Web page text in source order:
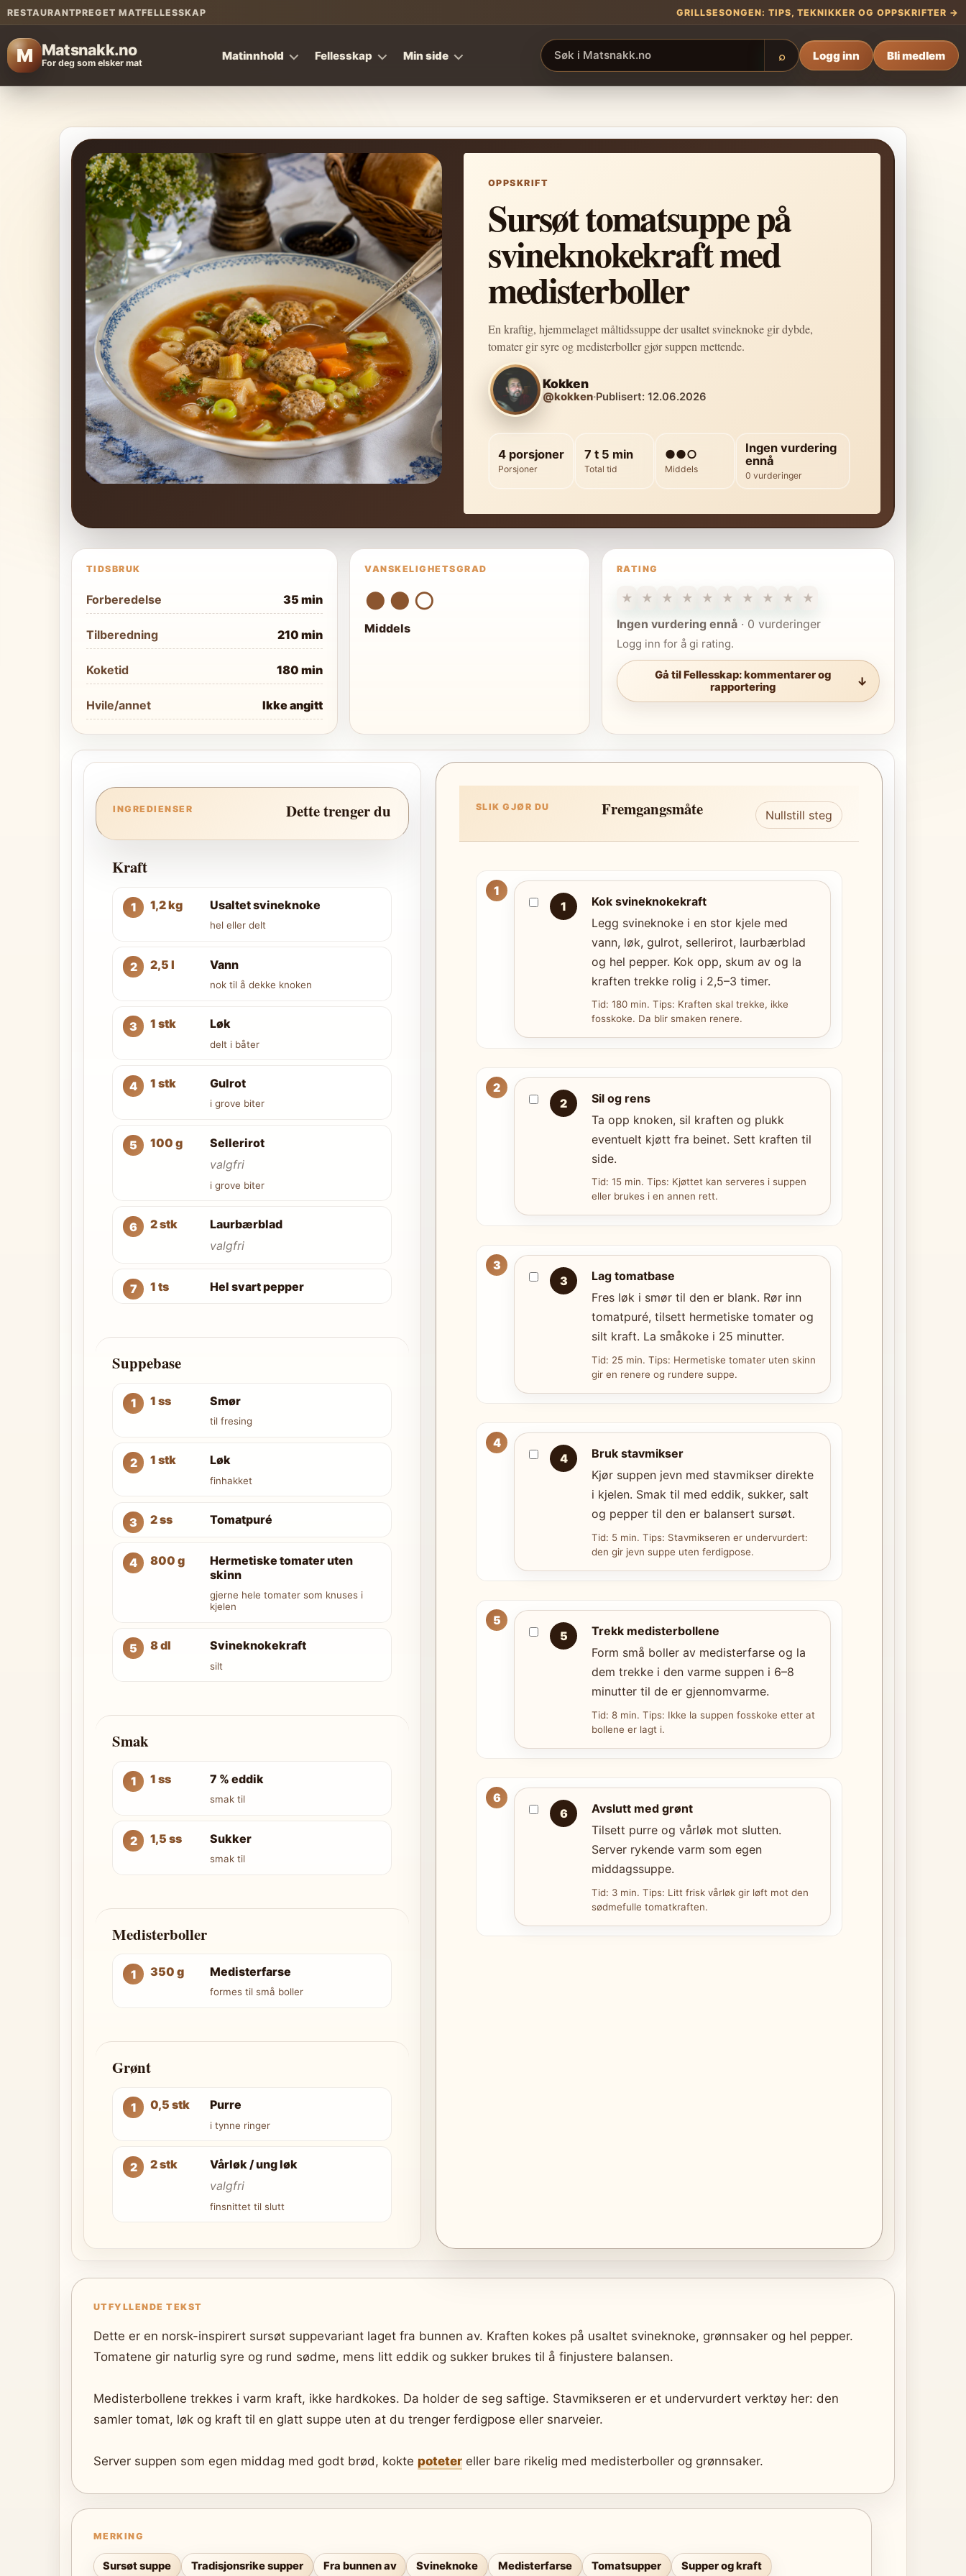
RESTAURANTPREGET MATFELLESSKAP GRILLSESONGEN: TIPS, TEKNIKKER OG OPPSKRIFTER →
M Matsnakk.no
For deg som elsker mat
Matinnhold Fellesskap Min side Søk i Matsnakk.no ⌕ Logg inn Bli medlem
OPPSKRIFT
Sursøt tomatsuppe på
svineknokekraft med
medisterboller
En kraftig, hjemmelaget måltidssuppe der usaltet svineknoke gir dybde,
tomater gir syre og medisterboller gjør suppen mettende.
Kokken
@kokken·Publisert: 12.06.2026
4 porsjoner
Porsjoner
7 t 5 min
Total tid
●●○
Middels
Ingen vurdering
ennå
0 vurderinger
TIDSBRUK
Forberedelse 35 min
Tilberedning 210 min
Koketid 180 min
Hvile/annet Ikke angitt
VANSKELIGHETSGRAD
●●○
Middels
RATING
★ ★ ★ ★ ★ ★ ★ ★ ★
★
Ingen vurdering ennå· 0 vurderinger
Logg inn for å gi rating.
Gå til Fellesskap: kommentarer og
rapportering
INGREDIENSER Dette trenger du
Kraft
1,2 kg Usaltet svineknoke
hel eller delt
2,5 l Vann
nok til å dekke knoken
1 stk Løk
delt i båter
1 stk Gulrot
i grove biter
100 g
Sellerirot
valgfri
i grove biter
2 stk
Laurbærblad
valgfri
1 ts Hel svart pepper
Suppebase
1 ss Smør
til fresing
1 stk Løk
finhakket
2 ss Tomatpuré
800 g
Hermetiske tomater uten
skinn
gjerne hele tomater som knuses i
kjelen
8 dl Svineknokekraft
silt
Smak
1 ss 7 % eddik
smak til
1,5 ss Sukker
smak til
Medisterboller
350 g Medisterfarse
formes til små boller
Grønt
0,5 stk Purre
i tynne ringer
2 stk
Vårløk / ung løk
valgfri
finsnittet til slutt
SLIK GJØR DU Fremgangsmåte Nullstill steg
1
Kok svineknokekraft
Legg svineknoke i en stor kjele med
vann, løk, gulrot, sellerirot, laurbærblad
og hel pepper. Kok opp, skum av og la
kraften trekke rolig i 2,5–3 timer.
Tid: 180 min. Tips: Kraften skal trekke, ikke
fosskoke. Da blir smaken renere.
2
Sil og rens
Ta opp knoken, sil kraften og plukk
eventuelt kjøtt fra beinet. Sett kraften til
side.
Tid: 15 min. Tips: Kjøttet kan serveres i suppen
eller brukes i en annen rett.
3
Lag tomatbase
Fres løk i smør til den er blank. Rør inn
tomatpuré, tilsett hermetiske tomater og
silt kraft. La småkoke i 25 minutter.
Tid: 25 min. Tips: Hermetiske tomater uten skinn
gir en renere og rundere suppe.
4
Bruk stavmikser
Kjør suppen jevn med stavmikser direkte
i kjelen. Smak til med eddik, sukker, salt
og pepper til den er balansert sursøt.
Tid: 5 min. Tips: Stavmikseren er undervurdert:
den gir jevn suppe uten ferdigpose.
5
Trekk medisterbollene
Form små boller av medisterfarse og la
dem trekke i den varme suppen i 6–8
minutter til de er gjennomvarme.
Tid: 8 min. Tips: Ikke la suppen fosskoke etter at
bollene er lagt i.
6
Avslutt med grønt
Tilsett purre og vårløk mot slutten.
Server rykende varm som egen
middagssuppe.
Tid: 3 min. Tips: Litt frisk vårløk gir løft mot den
sødmefulle tomatkraften.
UTFYLLENDE TEKST
Dette er en norsk-inspirert sursøt suppevariant laget fra bunnen av. Kraften kokes på usaltet svineknoke, grønnsaker og hel pepper.
Tomatene gir naturlig syre og rund sødme, mens litt eddik og sukker brukes til å finjustere balansen.
Medisterbollene trekkes i varm kraft, ikke hardkokes. Da holder de seg saftige. Stavmikseren er et undervurdert verktøy her: den
samler tomat, løk og kraft til en glatt suppe uten at du trenger ferdigpose eller snarveier.
Server suppen som egen middag med godt brød, kokte potetereller bare rikelig med medisterboller og grønnsaker.
MERKING
Sursøt suppe Tradisjonsrike supper Fra bunnen av Svineknoke Medisterfarse Tomatsupper Supper og kraft